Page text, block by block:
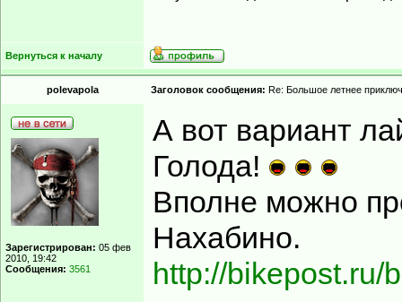
Вернуться к началу
polevapola Заголовок сообщения: Re: Большое летнее
Зарегистрирован: 05 фев
2010, 19:42
Сообщения: 3561
А вот вариант
Голода!
Вполне можно
Нахабино.
http://bikepost.ru/